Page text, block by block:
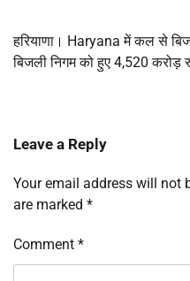
हरियाणा। Haryana में कल से
बिजली निगम को हुए 4,520 करोड़
Leave a Reply
Your email address will not
are marked *
Comment *